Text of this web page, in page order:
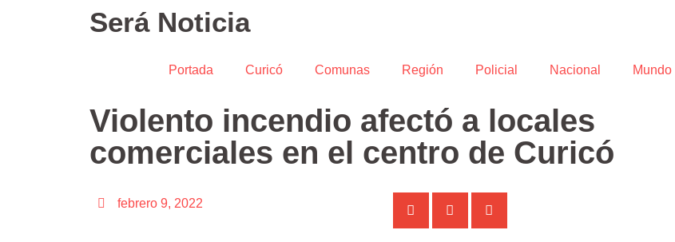
Será Noticia
Portada Curicó Comunas Región Policial Nacional Mundo
Violento incendio afectó a locales
comerciales en el centro de Curicó
febrero 9, 2022